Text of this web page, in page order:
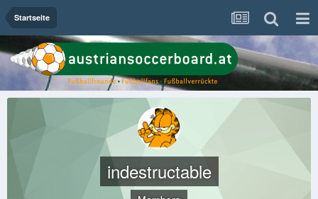
Startseite
indestructable